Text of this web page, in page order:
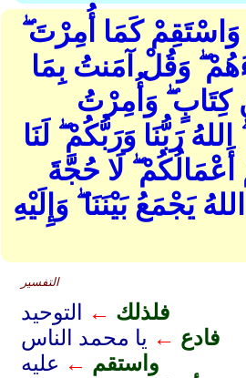
وَاسْتَقِمْ كَمَا أُمِرْتَ
وَقُلْ آمَنتُ بِمَا
كِتَابٍ ۖ وَأُمِرْتُ
رَبُّنَا وَرَبُّكُمْ ۖ لَنَا
أَعْمَالُكُمْ ۖ لَا حُجَّةَ
يَجْمَعُ بَيْنَنَا ۖ وَإِلَيْهِ
التفسير
فلذلك ←
التوحيد
فادع ← يا محمد الناس
واستقم ← عليه